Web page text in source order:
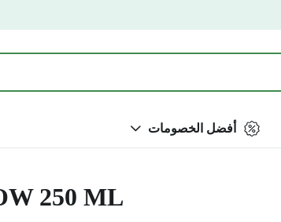
أفضل الخصومات
250 ML